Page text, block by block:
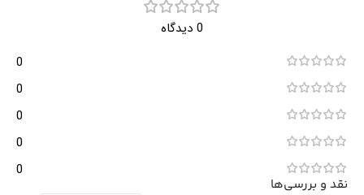
0 دیدگاه
0
0
0
0
0
نقد و بررسی‌ها